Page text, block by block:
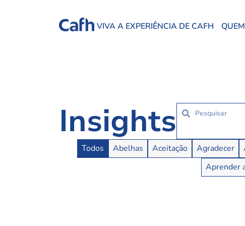
VIVA A EXPERIÊNCIA DE CAFH
Insights
Insights Buttons
Todos Abelhas Aceitação Agradecer
Aprender